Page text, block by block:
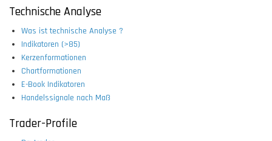
Technische Analyse
Was ist technische Analyse ?
Indikatoren (>85)
Kerzenformationen
Chartformationen
E-Book Indikatoren
Handelssignale nach Maß
Trader-Profile